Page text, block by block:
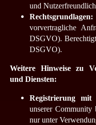
und
Rechtsgrundlagen:
vorvertragliche
DSGVO).
DSGVO).
Weitere Hinweise zu
und Diensten:
Registrierung mit
unserer
nur unter